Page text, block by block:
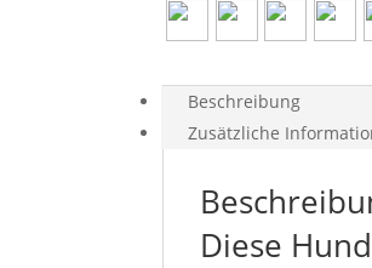
Beschreibung
Zusätzliche
Diese